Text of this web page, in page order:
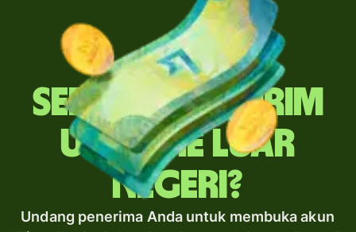
Sering mengirim
uang ke luar
negeri?
Undang penerima Anda untuk membuka akun